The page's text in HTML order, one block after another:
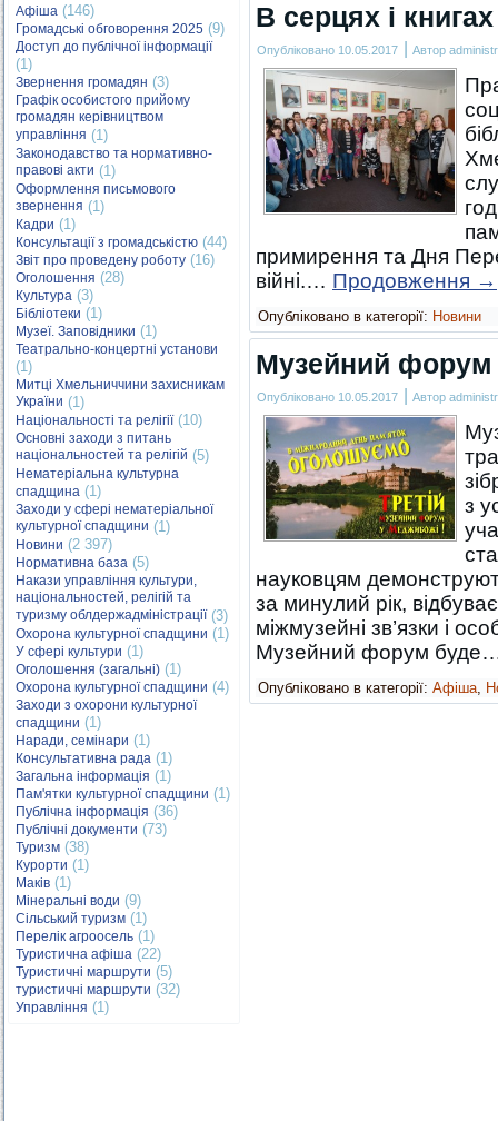
Афіша (146)
Громадські обговорення 2025 (9)
Доступ до публічної інформації
(1)
Звернення громадян (3)
Графік особистого прийому
громадян керівництвом
управління (1)
Законодавство та нормативно-
правові акти (1)
Оформлення письмового
звернення (1)
Кадри (1)
Консультації з громадськістю (44)
Звіт про проведену роботу (16)
Оголошення (28)
Культура (3)
Бібліотеки (1)
Музеї. Заповідники (1)
Театрально-концертні установи
(1)
Митці Хмельниччини захисникам
України (1)
Національності та релігії(10)
Основні заходи з питань
національностей та релігій (5)
Нематеріальна культурна
спадщина (1)
Заходи у сфері нематеріальної
культурної спадщини (1)
Новини (2 397)
Нормативна база (5)
Накази управління культури,
національностей, релігій та
туризму облдержадміністрації(3)
Охорона культурної спадщини (1)
У сфері культури (1)
Оголошення (загальні) (1)
Охорона культурної спадщини (4)
Заходи з охорони культурної
спадщини (1)
Наради, семінари (1)
Консультативна рада (1)
Загальна інформація (1)
Пам'ятки культурної спадщини (1)
Публічна інформація (36)
Публічні документи (73)
Туризм (38)
Курорти (1)
Маків (1)
Мінеральні води (9)
Сільський туризм (1)
Перелік агроосель (1)
Туристична афіша (22)
Туристичні маршрути (5)
туристичні маршрути (32)
Управління (1)
В серцях і
Опубліковано 10.05.2017 | Автор
примирення та Дня
війні.… Продовження →
Опубліковано в категорії: Новини
Музейний форум
Опубліковано 10.05.2017 | Автор
з
науковцям
за минулий рік,
міжмузейні зв’язки і
Музейний форум
Опубліковано в категорії: Афіша,